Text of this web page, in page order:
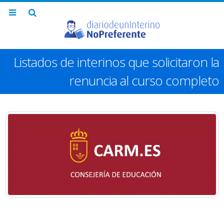
Listados de interinos que solicitaron la
renuncia al curso completo